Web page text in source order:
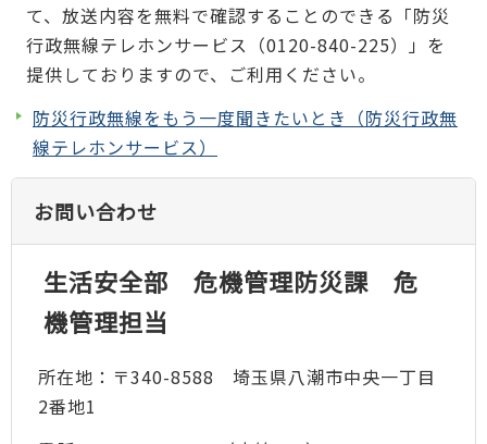
て、放送内容を無料で確認することのできる「防災
行政無線テレホンサービス（0120-840-225）」を
提供しておりますので、ご利用ください。
防災行政無線をもう一度聞きたいとき（防災行政無
線テレホンサービス）
お問い合わせ
生活安全部 危機管理防災課 危
機管理担当
所在地：〒340-8588 埼玉県八潮市中央一丁目
2番地1